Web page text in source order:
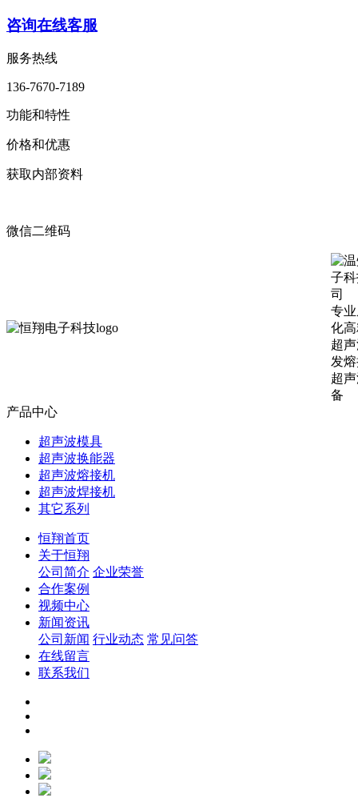
咨询在线客服
服务热线
136-7670-7189
功能和特性
价格和优惠
获取内部资料
微信二维码
专
化
超
发
超
备
产品中心
超声波模具
超声波换能器
超声波熔接机
超声波焊接机
其它系列
恒翔首页
关于恒翔
公司简介 企业荣誉
合作案例
视频中心
新闻资讯
公司新闻 行业动态 常见问答
在线留言
联系我们